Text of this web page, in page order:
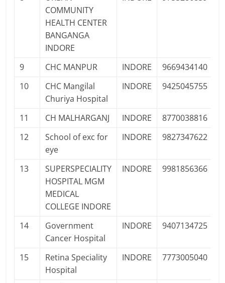
COMMUNITY
HEALTH CENTER
BANGANGA
INDORE
9 CHC MANPUR INDORE 9669434140
10
CHC Mangilal
Churiya Hospital
INDORE 9425045755
11 CH MALHARGANJ INDORE 8770038816
12
School of exc for
eye
INDORE 9827347622
13
SUPERSPECIALITY
HOSPITAL MGM
MEDICAL
COLLEGE INDORE
INDORE 9981856366
14
Government
Cancer Hospital
INDORE 9407134725
15
Retina Speciality
Hospital
INDORE 7773005040